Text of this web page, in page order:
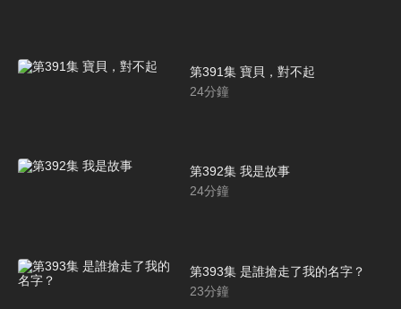
第391集 寶貝，對不起
24分鐘
第392集 我是故事
24分鐘
第393集 是誰搶走了我的名字？
23分鐘